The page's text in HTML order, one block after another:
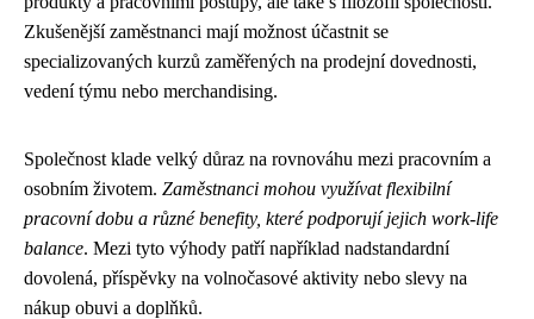
Zkušenější zaměstnanci mají možnost účastnit se
specializovaných kurzů zaměřených na prodejní dovednosti,
vedení týmu nebo merchandising.
Společnost klade velký důraz na rovnováhu mezi pracovním a
osobním životem. Zaměstnanci mohou využívat flexibilní
pracovní dobu a různé benefity, které podporují jejich work-life
balance. Mezi tyto výhody patří například nadstandardní
dovolená, příspěvky na volnočasové aktivity nebo slevy na
nákup obuvi a doplňků.